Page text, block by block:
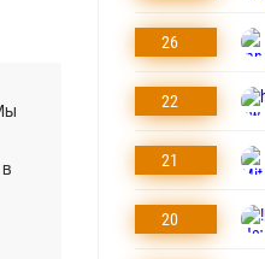
26
22
21
20